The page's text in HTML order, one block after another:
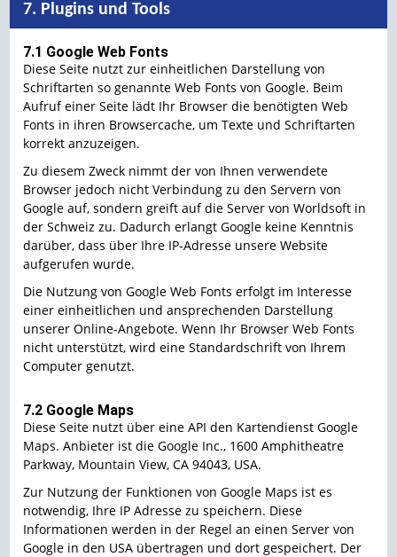
7. Plugins und Tools
7.1 Google Web Fonts
Diese Seite nutzt zur einheitlichen Darstellung von
Schriftarten so genannte Web Fonts von Google. Beim
Aufruf einer Seite lädt Ihr Browser die benötigten Web
Fonts in ihren Browsercache, um Texte und Schriftarten
korrekt anzuzeigen.
Zu diesem Zweck nimmt der von Ihnen verwendete
Browser jedoch nicht Verbindung zu den Servern von
Google auf, sondern greift auf die Server von Worldsoft in
der Schweiz zu. Dadurch erlangt Google keine Kenntnis
darüber, dass über Ihre IP-Adresse unsere Website
aufgerufen wurde.
Die Nutzung von Google Web Fonts erfolgt im Interesse
einer einheitlichen und ansprechenden Darstellung
unserer Online-Angebote. Wenn Ihr Browser Web Fonts
nicht unterstützt, wird eine Standardschrift von Ihrem
Computer genutzt.
7.2 Google Maps
Diese Seite nutzt über eine API den Kartendienst Google
Maps. Anbieter ist die Google Inc., 1600 Amphitheatre
Parkway, Mountain View, CA 94043, USA.
Zur Nutzung der Funktionen von Google Maps ist es
notwendig, Ihre IP Adresse zu speichern. Diese
Informationen werden in der Regel an einen Server von
Google in den USA übertragen und dort gespeichert. Der